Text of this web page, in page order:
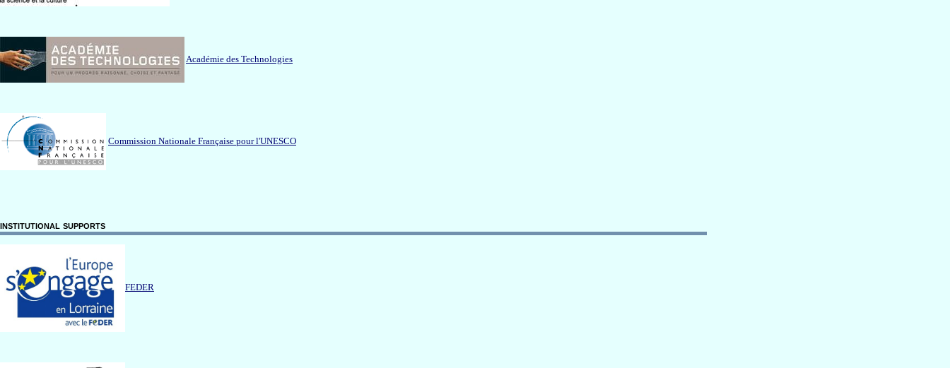
Académie des Technologies
Commission Nationale Française pour l'UNESCO
institutional supports
FEDER